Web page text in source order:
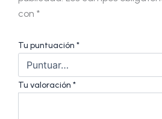
con *
Tu puntuación *
Tu valoración *